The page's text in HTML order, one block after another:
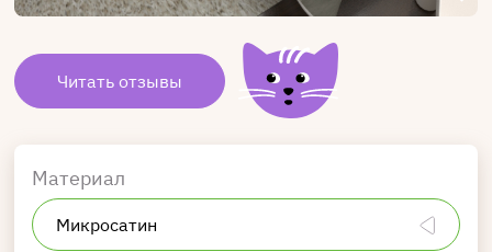
Читать отзывы
Материал